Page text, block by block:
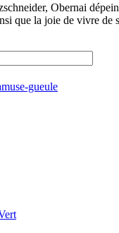
Obernai
que la joie de vivre de
gueule